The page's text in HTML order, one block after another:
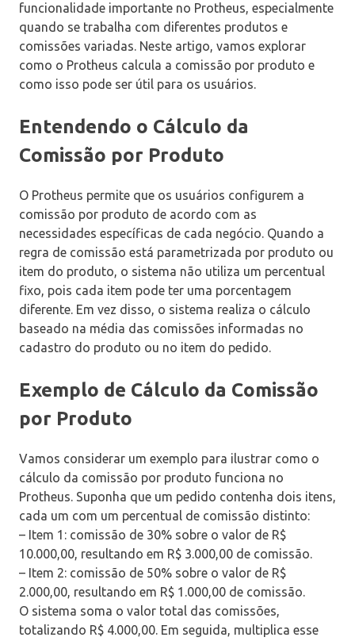
funcionalidade importante no Protheus, especialmente
quando se trabalha com diferentes produtos e
comissões variadas. Neste artigo, vamos explorar
como o Protheus calcula a comissão por produto e
como isso pode ser útil para os usuários.
Entendendo o Cálculo da
Comissão por Produto
O Protheus permite que os usuários configurem a
comissão por produto de acordo com as
necessidades específicas de cada negócio. Quando a
regra de comissão está parametrizada por produto ou
item do produto, o sistema não utiliza um percentual
fixo, pois cada item pode ter uma porcentagem
diferente. Em vez disso, o sistema realiza o cálculo
baseado na média das comissões informadas no
cadastro do produto ou no item do pedido.
Exemplo de Cálculo da Comissão
por Produto
Vamos considerar um exemplo para ilustrar como o
cálculo da comissão por produto funciona no
Protheus. Suponha que um pedido contenha dois itens,
cada um com um percentual de comissão distinto:
– Item 1: comissão de 30% sobre o valor de R$
10.000,00, resultando em R$ 3.000,00 de comissão.
– Item 2: comissão de 50% sobre o valor de R$
2.000,00, resultando em R$ 1.000,00 de comissão.
O sistema soma o valor total das comissões,
totalizando R$ 4.000,00. Em seguida, multiplica esse